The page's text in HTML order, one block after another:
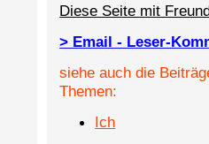
Diese Seite mit
> Email - Leser-
siehe auch die
Themen:
Ich